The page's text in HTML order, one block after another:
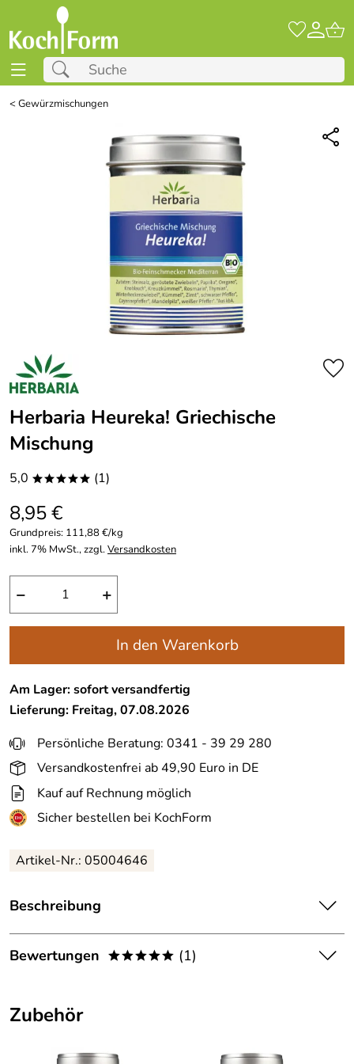
<Gewürzmischungen
Herbaria Heureka! Griechische
Mischung
5,0 ***** (1)
8,95 €
Grundpreis: 111,88 €/kg
inkl. 7% MwSt., zzgl.Versandkosten
− +
In den Warenkorb
Am Lager: sofort versandfertig
Lieferung: Freitag, 07.08.2026
Persönliche Beratung: 0341 - 39 29 280
Versandkostenfrei ab 49,90 Euro in DE
Kauf auf Rechnung möglich
Sicher bestellen bei KochForm
Artikel-Nr.: 05004646
Beschreibung
HerbariaHeureka! Griechische Gewürzmischung. Für die
sommerliche Küche. Bio-Qualität!
gebratenes Fleisch und Gemüse. Passt auch gut in Dips,
Quark oder Joghurt.
Tipp: "Heureka!" während des Garens in das Gericht
Bewertungen ***** (1)
Zubehör